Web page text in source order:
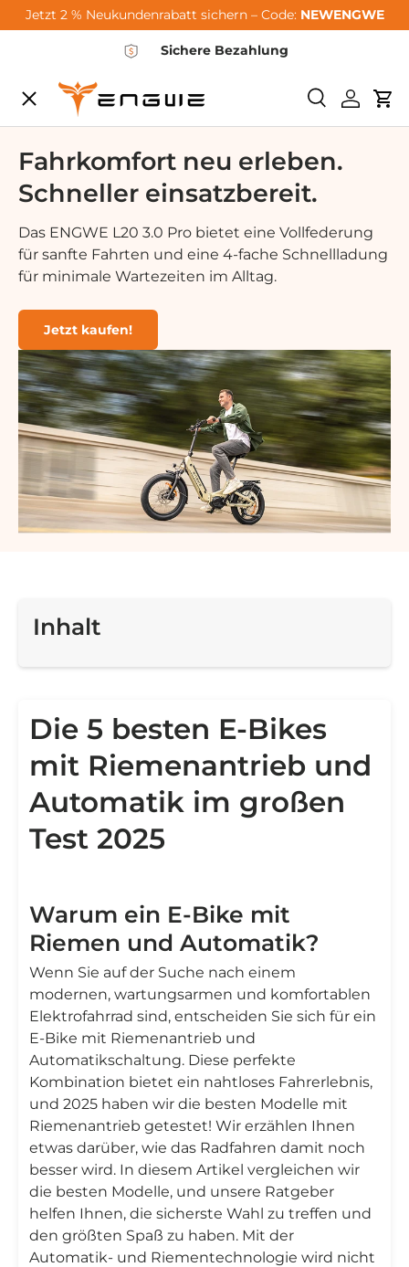
Gå til indhold
Jetzt 2 % Neukundenrabatt sichern – Code: NEWENGWE
Sichere Bezahlung
SøgeLog ind
Menu
City-Sale
E-Bikes
Zubehör
Community
Support
Fahrkomfort neu erleben.
Schneller einsatzbereit.
Das ENGWE L20 3.0 Pro bietet eine Vollfederung
für sanfte Fahrten und eine 4-fache Schnellladung
für minimale Wartezeiten im Alltag.
Jetzt kaufen!
Inhalt
Die 5 besten E-Bikes
mit Riemenantrieb und
Automatik im großen
Test 2025
Warum ein E-Bike mit
Riemen und Automatik?
Wenn Sie auf der Suche nach einem
modernen, wartungsarmen und komfortablen
Elektrofahrrad sind, entscheiden Sie sich für ein
E-Bike mit Riemenantrieb und
Automatikschaltung. Diese perfekte
Kombination bietet ein nahtloses Fahrerlebnis,
und 2025 haben wir die besten Modelle mit
Riemenantrieb getestet! Wir erzählen Ihnen
etwas darüber, wie das Radfahren damit noch
besser wird. In diesem Artikel vergleichen wir
die besten Modelle, und unsere Ratgeber
helfen Ihnen, die sicherste Wahl zu treffen und
den größten Spaß zu haben. Mit der
Automatik- und Riementechnologie wird nicht